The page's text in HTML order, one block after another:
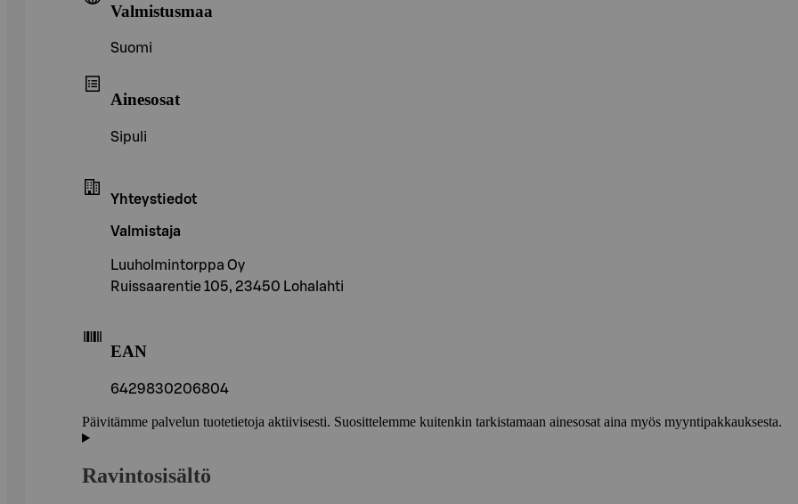
Valmistusmaa
Suomi
Ainesosat
Sipuli
Yhteystiedot
Valmistaja
Luuholmintorppa Oy
Ruissaarentie 105, 23450 Lohalahti
EAN
6429830206804
Päivitämme palvelun tuotetietoja aktiivisesti. Suosittelemme kuitenkin tarkistamaan ainesosat aina myös myyntipakkauksesta.
Ravintosisältö